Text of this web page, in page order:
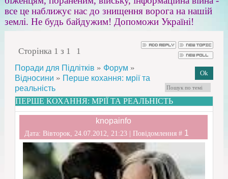
все це наближує нас до знищення ворога на нашій
землі. Не будь байдужим! Допоможи Україні!
Сторінка 1 з 1 1
Поради для Підлітків » Форум »
Відносини » Перше кохання: мрії та
реальність
ПЕРШЕ КОХАННЯ: МРІЇ ТА РЕАЛЬНІСТЬ
knopainfo
Дата: Вівторок, 24.07.2012, 21:23 | Повідомлення # 1